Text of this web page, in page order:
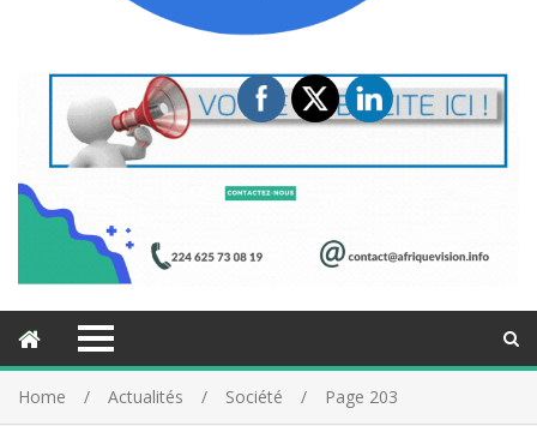
Home Actualités Société Page 203